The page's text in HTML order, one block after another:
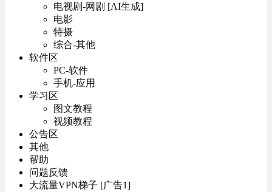
电视剧-网剧 [AI生成]
电影
特摄
综合-其他
软件区
PC-软件
手机-应用
学习区
图文教程
视频教程
公告区
其他
帮助
问题反馈
大流量VPN梯子 [广告1]